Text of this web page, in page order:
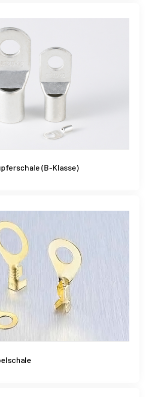
(B-Klasse)